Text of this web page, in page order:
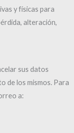
y físicas para
alteración,
sus datos
de los mismos. Para
a: